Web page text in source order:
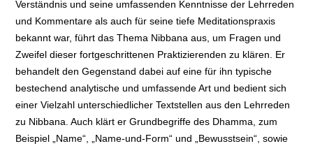
Verständnis und seine umfassenden Kenntnisse der Lehrreden
und Kommentare als auch für seine tiefe Meditationspraxis
bekannt war, führt das Thema Nibbana aus, um Fragen und
Zweifel dieser fortgeschrittenen Praktizierenden zu klären. Er
behandelt den Gegenstand dabei auf eine für ihn typische
bestechend analytische und umfassende Art und bedient sich
einer Vielzahl unterschiedlicher Textstellen aus den Lehrreden
zu Nibbana. Auch klärt er Grundbegriffe des Dhamma, zum
Beispiel „Name“, „Name-und-Form“ und „Bewusstsein“, sowie